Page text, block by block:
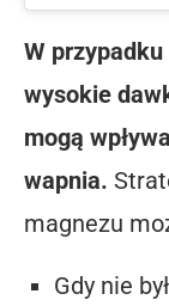
W
wysokie
mogą
wapnia.
magnezu
Gdy nie